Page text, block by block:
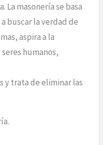
La masonería se basa
buscar la verdad de
aspira a la
humanos,
y trata de eliminar las